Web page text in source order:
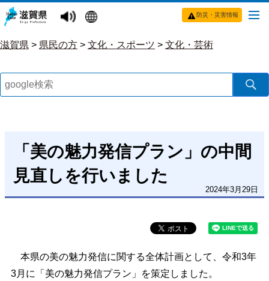
防災・災害情報
滋賀県 > 県民の方 > 文化・スポーツ > 文化・芸術
「美の魅力発信プラン」の中間
見直しを行いました
2024年3月29日
本県の美の魅力発信に関する全体計画として、令和3年
3月に「美の魅力発信プラン」を策定しました。